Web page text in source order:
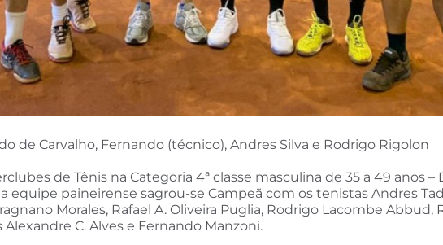
de Carvalho, Fernando (técnico), Andres Silva e Rodrigo Rigolon
de Tênis na Categoria 4ª classe masculina de 35 a 49 anos –
equipe paineirense sagrou-se Campeã com os tenistas Andres
Morales, Rafael A. Oliveira Puglia, Rodrigo Lacombe Abbud,
C. Alves e Fernando Manzoni.